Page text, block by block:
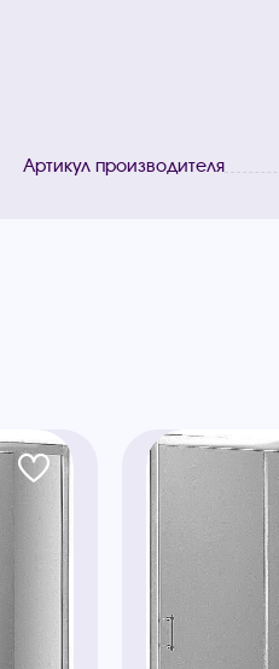
Артикул производителя